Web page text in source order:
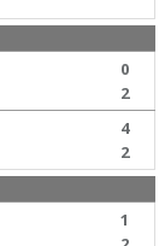
0
2
4
2
1